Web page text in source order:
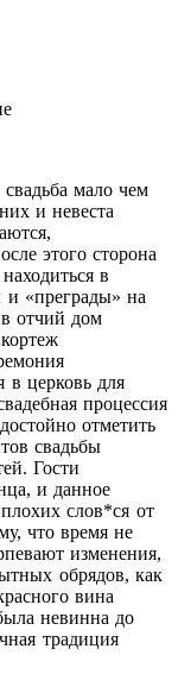
мало чем
и невеста
этого сторона
в
и «преграды» на
отчий дом
в церковь для
процессия
отметить
свадьбы
Гости
и данное
плохих слов*ся от
что время не
изменения,
обрядов, как
вина
невинна до
традиция